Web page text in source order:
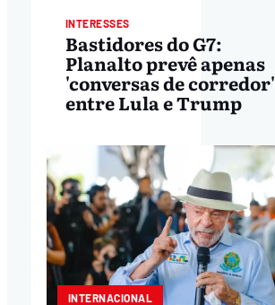
INTERESSES
Bastidores do G7:
Planalto prevê apenas
'conversas de corredor'
entre Lula e Trump
INTERNACIONAL